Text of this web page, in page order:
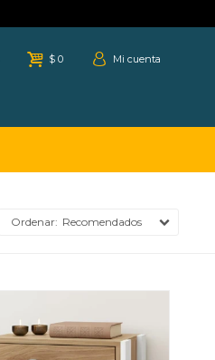
$ 0
Recomendados